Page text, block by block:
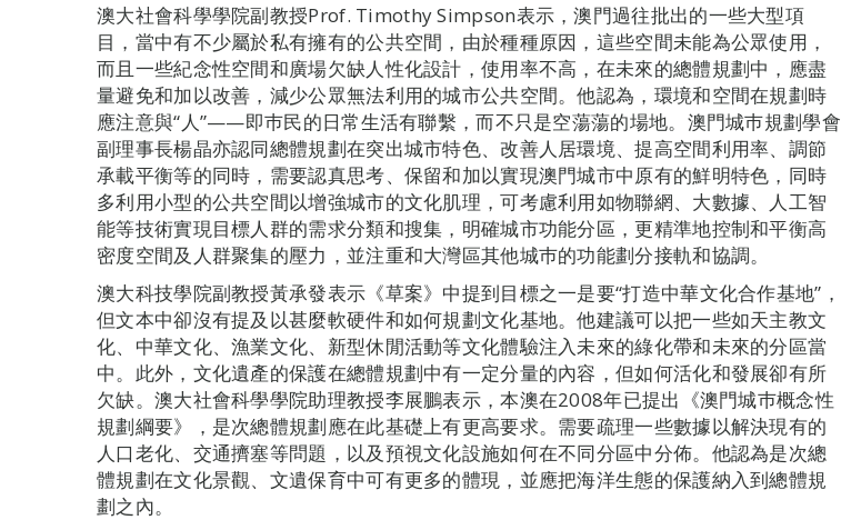
澳大社會科學學院副教授Prof. Timothy Simpson表示，澳門過往批出的一些大型項
目，當中有不少屬於私有擁有的公共空間，由於種種原因，這些空間未能為公眾使用，
而且一些紀念性空間和廣場欠缺人性化設計，使用率不高，在未來的總體規劃中，應盡
量避免和加以改善，減少公眾無法利用的城市公共空間。他認為，環境和空間在規劃時
應注意與“人”——即巿民的日常生活有聯繫，而不只是空蕩蕩的場地。澳門城巿規劃學會
副理事長楊晶亦認同總體規劃在突出城市特色、改善人居環境、提高空間利用率、調節
承載平衡等的同時，需要認真思考、保留和加以實現澳門城市中原有的鮮明特色，同時
多利用小型的公共空間以增強城市的文化肌理，可考慮利用如物聯網、大數據、人工智
能等技術實現目標人群的需求分類和搜集，明確城市功能分區，更精準地控制和平衡高
密度空間及人群聚集的壓力，並注重和大灣區其他城巿的功能劃分接軌和協調。
澳大科技學院副教授黃承發表示《草案》中提到目標之一是要“打造中華文化合作基地”，
但文本中卻沒有提及以甚麼軟硬件和如何規劃文化基地。他建議可以把一些如天主教文
化、中華文化、漁業文化、新型休閒活動等文化體驗注入未來的綠化帶和未來的分區當
中。此外，文化遺產的保護在總體規劃中有一定分量的內容，但如何活化和發展卻有所
欠缺。澳大社會科學學院助理教授李展鵬表示，本澳在2008年已提出《澳門城巿概念性
規劃綱要》，是次總體規劃應在此基礎上有更高要求。需要疏理一些數據以解決現有的
人口老化、交通擠塞等問題，以及預視文化設施如何在不同分區中分佈。他認為是次總
體規劃在文化景觀、文遺保育中可有更多的體現，並應把海洋生態的保護納入到總體規
劃之內。